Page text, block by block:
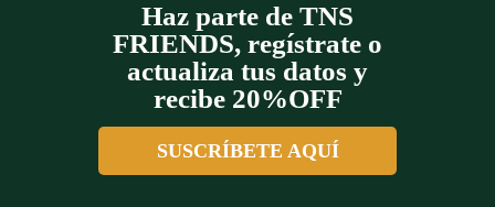
Haz parte de TNS
FRIENDS, regístrate o
actualiza tus datos y
recibe 20%OFF
SUSCRÍBETE AQUÍ